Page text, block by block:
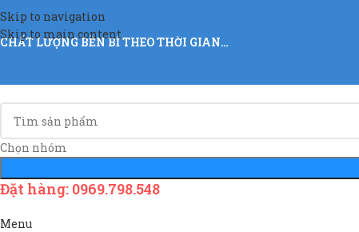
Skip to navigation
Skip to main content
CHẤT LƯỢNG BỀN BỈ THEO THỜI GIAN…
Chọn nhóm
Đặt hàng: 0969.798.548
Menu